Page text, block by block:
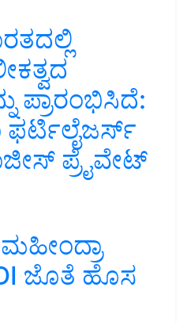
ಪ್ರಾರಂಭಿಸಿದೆ:
ಫರ್ಟಿಲೈಜರ್ಸ್
ಪ್ರೈವೇಟ್
ಜೊತೆ ಹೊಸ